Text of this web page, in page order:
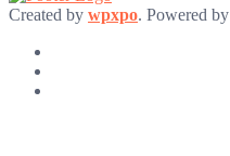
Created by wpxpo. Powered by